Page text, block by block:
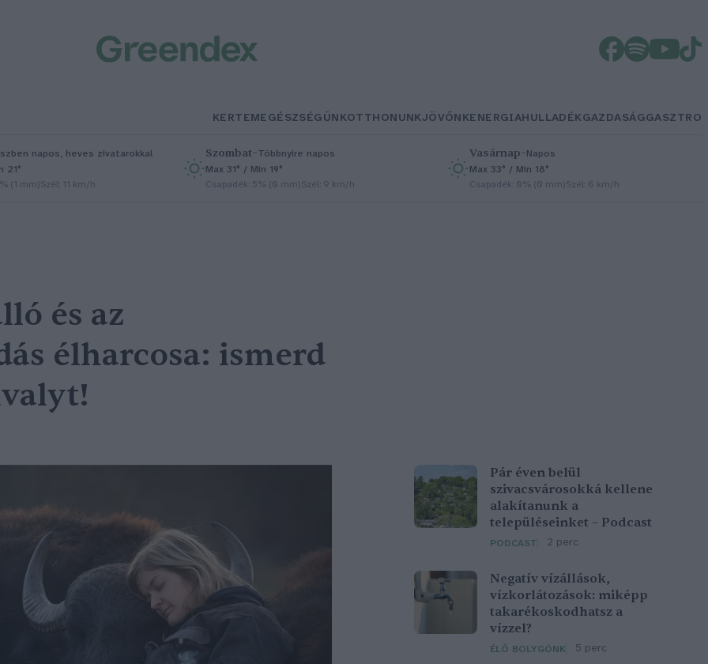
KERTEMEGÉSZSÉGÜNKOTTHONUNKJÖVŐNKENERGIAHULLADÉKGAZDASÁGGASZTRO
napos, heves zivatarokkal
21°
(1 mm)Szél: 11 km/h
Szombat–Többnyire napos
Max 31° / Min 19°
Csapadék: 5% (0 mm)Szél: 9 km/h
Vasárnap–Napos
Max 33° / Min 18°
Csapadék: 0% (0 mm)Szél: 6 km/h
Pár éven belül
szivacsvárosokká kellene
alakítanunk a
településeinket – Podcast
PODCAST 2 perc
Negatív vízállások,
vízkorlátozások: miképp
takarékoskodhatsz a
vízzel?
ÉLŐ BOLYGÓNK 5 perc
és az
élharcosa: ismerd